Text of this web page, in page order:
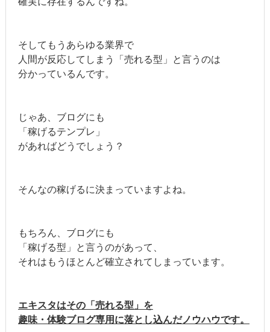
そしてもうあらゆる業界で
人間が反応してしまう「売れる型」と言うのは
分かっているんです。
じゃあ、ブログにも
「稼げるテンプレ」
があればどうでしょう？
そんなの稼げるに決まっていますよね。
もちろん、ブログにも
「稼げる型」と言うのがあって、
それはもうほとんど確立されてしまっています。
エキスタはその「売れる型」を
趣味・体験ブログ専用に落とし込んだノウハウです。